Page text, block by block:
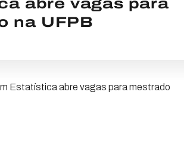
abre vagas para
na UFPB
Estatística abre vagas para mestrado